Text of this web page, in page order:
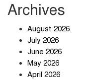
Archives
August 2026
July 2026
June 2026
May 2026
April 2026